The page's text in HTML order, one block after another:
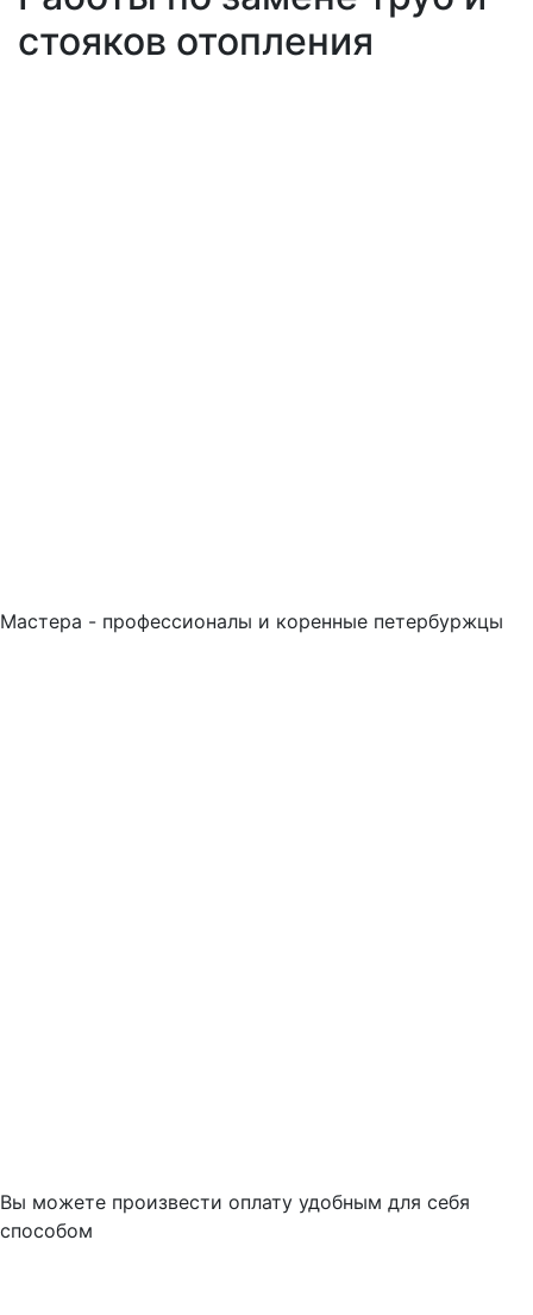
стояков отопления
Мастера - профессионалы и коренные петербуржцы
Вы можете произвести оплату удобным для себя
способом